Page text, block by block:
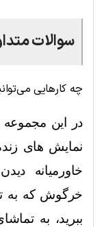
سوالات
چه کارهایی
در این مجموعه
نمایش های
خاورمیانه
خرگوش که به
ببرید، به